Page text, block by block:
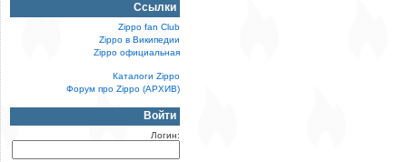
Ссылки
Zippo fan Club
Zippo в Википедии
Zippo официальная
Каталоги Zippo
Форум про Zippo (АРХИВ)
Войти
Логин: